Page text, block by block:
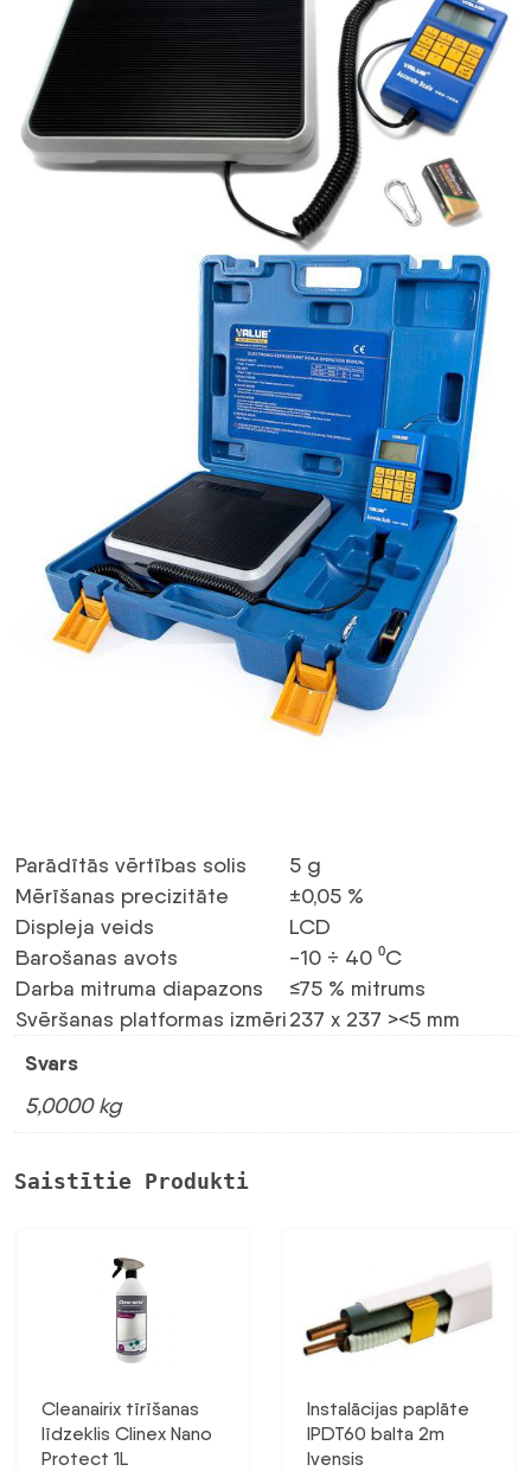
Parādītās vērtības solis
5 g
Mērīšanas precizitāte
±0,05 %
Displeja veids
LCD
Barošanas avots
-10 ÷ 40 ⁰C
Darba mitruma diapazons
≤75 % mitrums
Svēršanas platformas izmēri237 x 237 ><5 mm
Svars
5,0000 kg
Saistītie Produkti
Cleanairix tīrīšanas
līdzeklis Clinex Nano
Protect 1L
Instalācijas paplāte
IPDT60 balta 2m
Ivensis